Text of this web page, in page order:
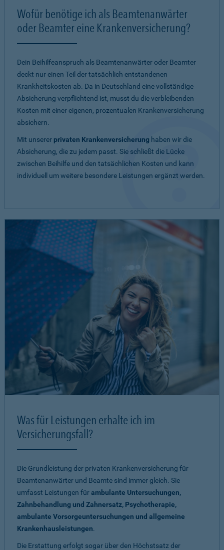
Wofür benötige ich als Beamtenanwärter
oder Beamter eine Krankenversicherung?
Dein Beihilfeanspruch als Beamtenanwärter oder Beamter
deckt nur einen Teil der tatsächlich entstandenen
Krankheitskosten ab. Da in Deutschland eine vollständige
Absicherung verpflichtend ist, musst du die verbleibenden
Kosten mit einer eigenen, prozentualen Krankenversicherung
absichern.
Mit unserer privaten Krankenversicherung haben wir die
Absicherung, die zu jedem passt. Sie schließt die Lücke
zwischen Beihilfe und den tatsächlichen Kosten und kann
individuell um weitere besondere Leistungen ergänzt werden.
Was für Leistungen erhalte ich im
Versicherungsfall?
Die Grundleistung der privaten Krankenversicherung für
Beamtenanwärter und Beamte sind immer gleich. Sie
umfasst Leistungen fürambulante Untersuchungen,
Zahnbehandlung und Zahnersatz, Psychotherapie,
ambulante Vorsorgeuntersuchungen und allgemeine
Krankenhausleistungen.
Die Erstattung erfolgt sogar über den Höchstsatz der